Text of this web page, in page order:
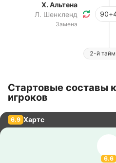
Х. Альтена
Л. Шенкленд
Замена
2-й тайм
Стартовые составы
игроков
6.9 Хартс
6.6